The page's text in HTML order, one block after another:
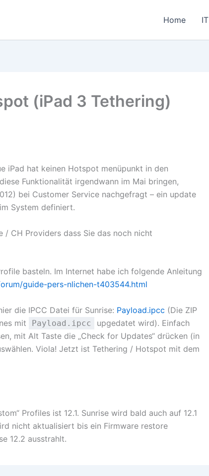
Home IT
(iPad 3 Tethering)
iPad hat keinen Hotspot menüpunkt in den
Funktionalität irgendwann im Mai bringen,
bei Customer Service nachgefragt – ein update
System definiert.
/ CH Providers dass Sie das noch nicht
basteln. Im Internet habe ich folgende Anleitung
guide-pers-nlichen-t403544.html
die IPCC Datei für Sunrise: Payload.ipcc (Die ZIP
mit
Payload.ipcc
upgedatet wird). Einfach
mit Alt Taste die „Check for Updates“ drücken (in
Viola! Jetzt ist Tethering / Hotspot mit dem
Profiles ist 12.1. Sunrise wird bald auch auf 12.1
nicht aktualisiert bis ein Firmware restore
12.2 ausstrahlt.